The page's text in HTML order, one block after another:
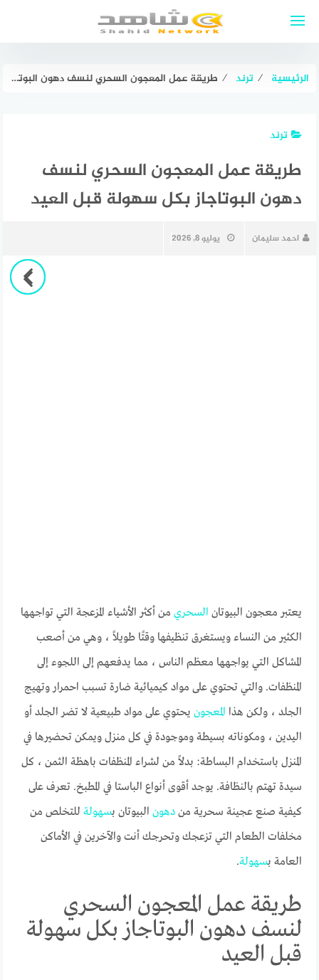
الرئيسية ⁄ ترند ⁄ طريقة عمل المعجون السحري لنسف دهون البوتاجاز بكل سهولة قبل العيد
ترند
طريقة عمل المعجون السحري لنسف
دهون البوتاجاز بكل سهولة قبل العيد
احمد سليمان يوليو 8, 2026
يعتبر معجون البيوتان السحري من أكثر الأشياء المزعجة التي تواجهها
الكثير من النساء ويستغرق تنظيفها وقتًا طويلاً ، وهي من أصعب
المشاكل التي يواجهها معظم الناس ، مما يدفعهم إلى اللجوء إلى
المنظفات. والتي تحتوي على مواد كيميائية ضارة تسبب احمرار وتهيج
الجلد ، ولكن هذا المعجون يحتوي على مواد طبيعية لا تضر الجلد أو
اليدين ، ومكوناته بسيطة وموجودة في كل منزل ويمكن تحضيرها في
المنزل باستخدام البساطة: بدلاً من لشراء المنظفات باهظة الثمن ، كل
سيدة تهتم بالنظافة. يوجد أقوى أنواع الباستا في المطبخ. تعرف على
كيفية صنع عجينة سحرية مندهون البيوتان بسهولة للتخلص من
مخلفات الطعام التي تزعجك وتحرجك أنت والآخرين في الأماكن
العامة بسهولة.
طريقة عمل المعجون السحري
لنسف دهون البوتاجاز بكل سهولة
قبل العيد